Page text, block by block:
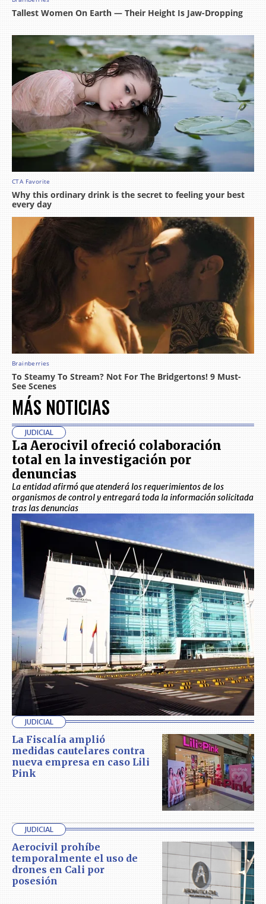
MÁS NOTICIAS
JUDICIAL
La Aerocivil ofreció colaboración
total en la investigación por
denuncias
La entidad afirmó que atenderá los requerimientos de los
organismos de control y entregará toda la información solicitada
tras las denuncias
JUDICIAL
La Fiscalía amplió
medidas cautelares contra
nueva empresa en caso Lili
Pink
JUDICIAL
Aerocivil prohíbe
temporalmente el uso de
drones en Cali por
posesión